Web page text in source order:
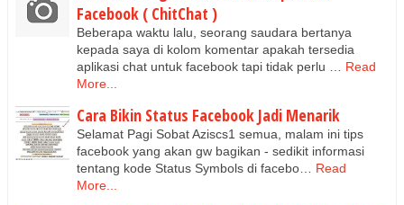
Facebook ( ChitChat )
Beberapa waktu lalu, seorang saudara bertanya
kepada saya di kolom komentar apakah tersedia
aplikasi chat untuk facebook tapi tidak perlu …
Read
More...
Cara Bikin Status Facebook Jadi Menarik
Selamat Pagi Sobat Aziscs1 semua, malam ini tips
facebook yang akan gw bagikan - sedikit informasi
tentang kode Status Symbols di facebo…
Read
More...